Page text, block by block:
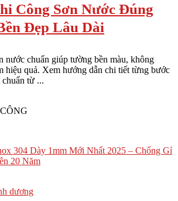
Công Sơn Nước Đúng
Đẹp Lâu Dài
nước chuẩn giúp tường bền màu, không
hiệu quả. Xem hướng dẫn chi tiết từng bước
từ ...
304 Dày 1mm Mới Nhất 2025 – Chống Gỉ
20 Năm